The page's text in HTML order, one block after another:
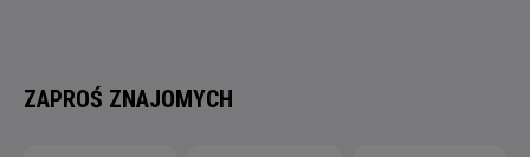
ZAPROŚ ZNAJOMYCH